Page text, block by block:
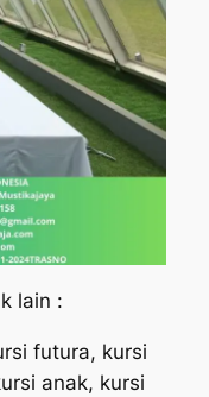
lain :
futura, kursi
anak, kursi